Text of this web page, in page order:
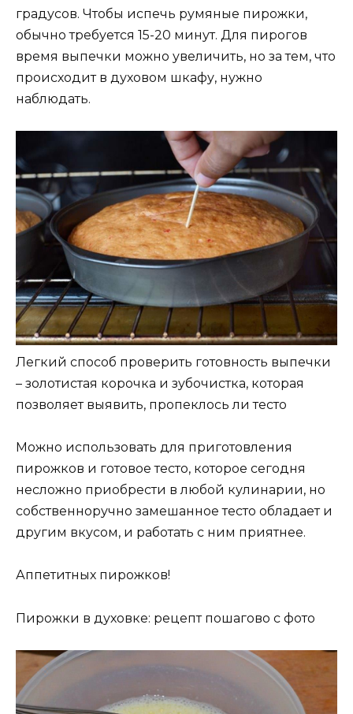
градусов. Чтобы испечь румяные пирожки,
обычно требуется 15-20 минут. Для пирогов
время выпечки можно увеличить, но за тем, что
происходит в духовом шкафу, нужно
наблюдать.
Легкий способ проверить готовность выпечки
– золотистая корочка и зубочистка, которая
позволяет выявить, пропеклось ли тесто
Можно использовать для приготовления
пирожков и готовое тесто, которое сегодня
несложно приобрести в любой кулинарии, но
собственноручно замешанное тесто обладает и
другим вкусом, и работать с ним приятнее.
Аппетитных пирожков!
Пирожки в духовке: рецепт пошагово с фото